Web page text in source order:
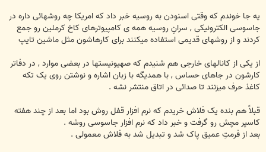
یه جا خوندم که وقتی اسنودن به روسیه خبر داد که امریکا چه روشهائی داره در
جاسوسی الکترونیکی , سرانِ روسیه همه ی کامپیوترهای کاخ کرملین رو جمع
کردند و از روشهای قدیمی استفاده میکنند برای کارهاشون مثل ماشین تایپ
از یکی از کانالهای خارجی هم شنیدم که صهیونیستها در بعضی موارد , در دفاتر
کارشون در جاهای حساس , با همدیگه با زبان اشاره و نوشتن روی یک تکه
کاغذ حرف میزنند تا صدائی در اتاق منتشر نشه .
قبلاً هم بنده یک فلاش خریدم که نرم افزار قفل روش بود اما بعد از چند هفته
کاسپر مچش رو گرفت و خبر داد که نرم افزار جاسوسی روشه .
بعد از فرمتِ عمیق پاک شد و تبدیل شد به فلاش معمولی .